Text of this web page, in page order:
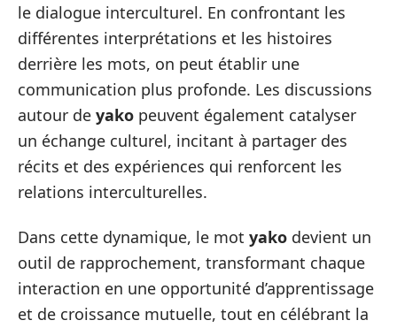
le dialogue interculturel. En confrontant les
différentes interprétations et les histoires
derrière les mots, on peut établir une
communication plus profonde. Les discussions
autour de yako peuvent également catalyser
un échange culturel, incitant à partager des
récits et des expériences qui renforcent les
relations interculturelles.
Dans cette dynamique, le mot yako devient un
outil de rapprochement, transformant chaque
interaction en une opportunité d’apprentissage
et de croissance mutuelle, tout en célébrant la